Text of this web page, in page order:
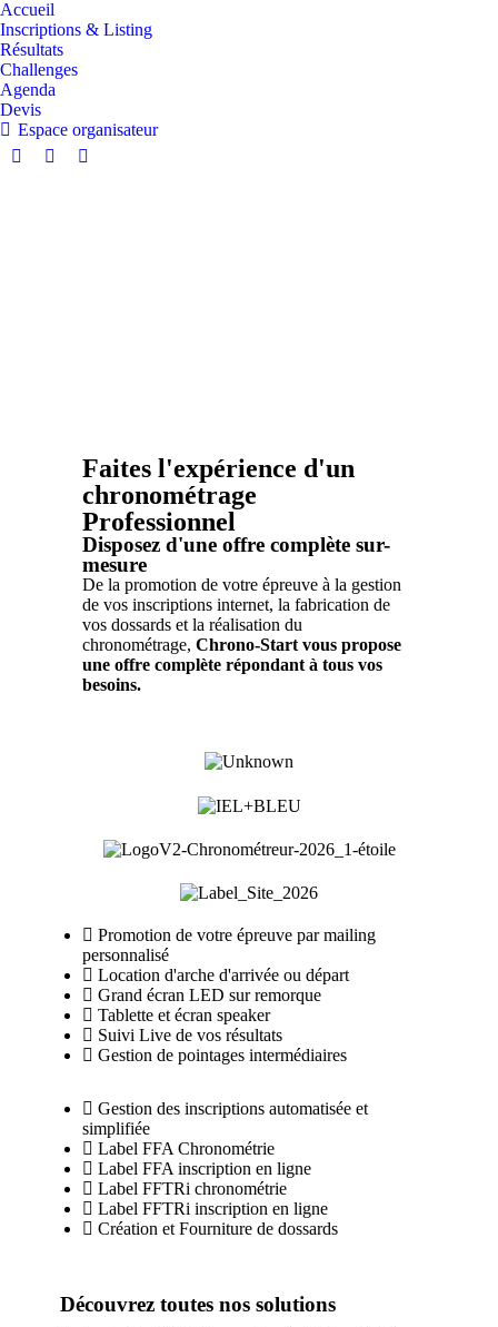
Accueil
Inscriptions & Listing
Résultats
Challenges
Agenda
Devis
Espace organisateur
Faites l'expérience d'un
chronométrage
Professionnel
Disposez d'une offre complète sur-
mesure
De la promotion de votre épreuve à la gestion
de vos inscriptions internet, la fabrication de
vos dossards et la réalisation du
chronométrage, Chrono-Start vous propose
une offre complète répondant à tous vos
besoins.
Promotion de votre épreuve par mailing
personnalisé
Location d'arche d'arrivée ou départ
Grand écran LED sur remorque
Tablette et écran speaker
Suivi Live de vos résultats
Gestion de pointages intermédiaires
Gestion des inscriptions automatisée et
simplifiée
Label FFA Chronométrie
Label FFA inscription en ligne
Label FFTRi chronométrie
Label FFTRi inscription en ligne
Création et Fourniture de dossards
Découvrez toutes nos solutions